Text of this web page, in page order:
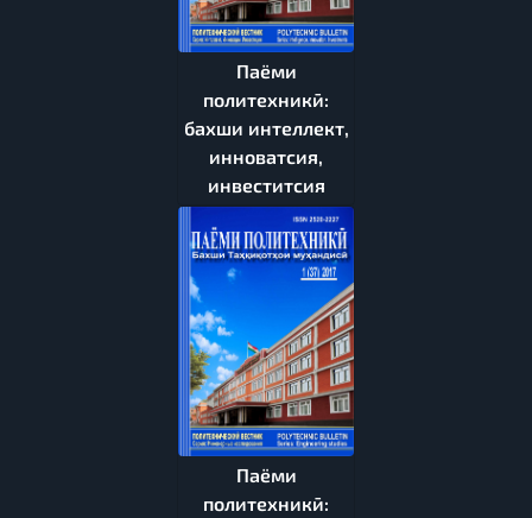
Паёми
политехникӣ:
бахши интеллект,
инноватсия,
инвеститсия
Паёми
политехникӣ: